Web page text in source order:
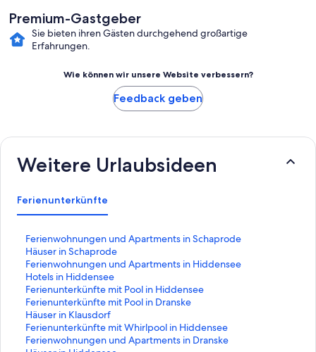
Premium-Gastgeber
Sie bieten ihren Gästen durchgehend großartige
Erfahrungen.
Wie können wir unsere Website verbessern?
Feedback geben
Weitere Urlaubsideen
Ferienunterkünfte
Ferienwohnungen und Apartments in Schaprode
L
i
n
k
,
d
e
r
d
Häuser in Schaprode
L
i
n
k
,
d
e
r
Ferienwohnungen und Apartments in Hiddensee
L
i
n
k
,
d
e
Hotels in Hiddensee
L
i
n
k
,
d
Ferienunterkünfte mit Pool in Hiddensee
L
i
n
k
,
Ferienunterkünfte mit Pool in Dranske
L
i
n
k
Häuser in Klausdorf
L
i
n
Ferienunterkünfte mit Whirlpool in Hiddensee
L
iFerienwohnungen und Apartments in Dranske
L